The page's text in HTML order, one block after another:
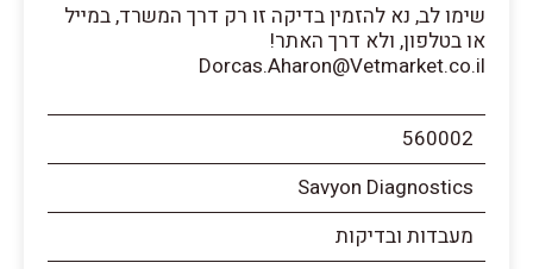
שימו לב, נא להזמין בדיקה זו רק דרך המשרד, במייל
או בטלפון, ולא דרך האתר!
Dorcas.Aharon@Vetmarket.co.il
560002
Savyon Diagnostics
מעבדות ובדיקות